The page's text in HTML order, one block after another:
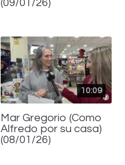
(09/01/26)
10:09
Mar Gregorio (Como
Alfredo por su casa)
(08/01/26)